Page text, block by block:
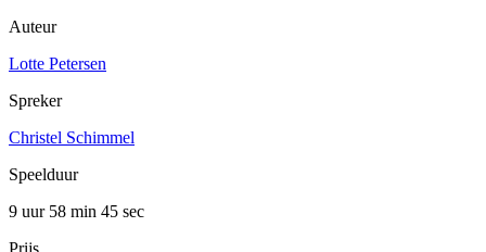
Auteur
Lotte Petersen
Spreker
Christel Schimmel
Speelduur
9 uur 58 min 45 sec
Prijs